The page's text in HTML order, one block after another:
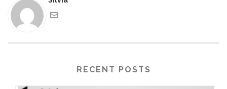
RECENT POSTS